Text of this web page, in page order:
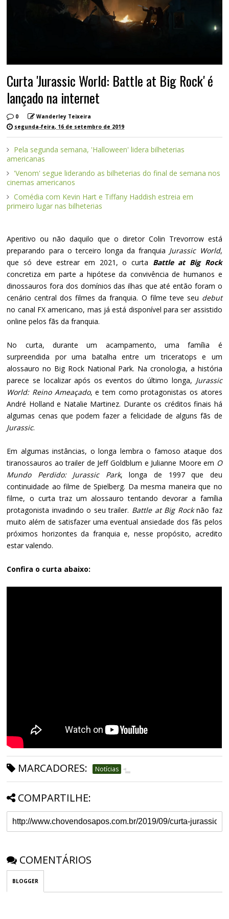
Curta 'Jurassic World: Battle at Big Rock' é
lançado na internet
0
Wanderley Teixeira
segunda-feira, 16 de setembro de 2019
Pela segunda semana, 'Halloween' lidera bilheterias
americanas
'Venom' segue liderando as bilheterias do final de semana nos
cinemas americanos
Comédia com Kevin Hart e Tiffany Haddish estreia em
primeiro lugar nas bilheterias
Aperitivo ou não daquilo que o diretor Colin Trevorrow está
preparando para o terceiro longa da franquia Jurassic World,
que só deve estrear em 2021, o curta Battle at Big Rock
concretiza em parte a hipótese da convivência de humanos e
dinossauros fora dos domínios das ilhas que até então foram o
cenário central dos filmes da franquia. O filme teve seu debut
no canal FX americano, mas já está disponível para ser assistido
online pelos fãs da franquia.
No curta, durante um acampamento, uma família é
surpreendida por uma batalha entre um triceratops e um
alossauro no Big Rock National Park. Na cronologia, a história
parece se localizar após os eventos do último longa, Jurassic
World: Reino Ameaçado, e tem como protagonistas os atores
André Holland e Natalie Martinez. Durante os créditos finais há
algumas cenas que podem fazer a felicidade de alguns fãs de
Jurassic.
Em algumas instâncias, o longa lembra o famoso ataque dos
tiranossauros ao trailer de Jeff Goldblum e Julianne Moore em O
Mundo Perdido: Jurassic Park, longa de 1997 que deu
continuidade ao filme de Spielberg. Da mesma maneira que no
filme, o curta traz um alossauro tentando devorar a família
protagonista invadindo o seu trailer. Battle at Big Rocknão faz
muito além de satisfazer uma eventual ansiedade dos fãs pelos
próximos horizontes da franquia e, nesse propósito, acredito
estar valendo.
Confira o curta abaixo:
MARCADORES: Notícias
COMPARTILHE:
COMENTÁRIOS
BLOGGER